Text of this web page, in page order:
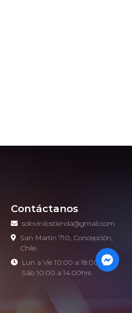
Contáctanos
solovinilostienda@gmail.com
San Martin 710, Concepción,
Chile.
Lun a Vie 10:00 a 18:00hrs -
Sáb 10:00 a 14:00hrs